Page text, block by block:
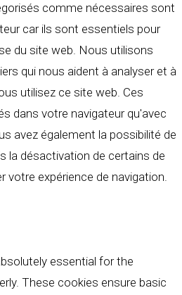
comme nécessaires sont
car ils sont essentiels pour
du site web. Nous utilisons
qui nous aident à analyser et à
utilisez ce site web. Ces
dans votre navigateur qu'avec
avez également la possibilité de
la désactivation de certains de
expérience de navigation.
essential for the
These cookies ensure basic